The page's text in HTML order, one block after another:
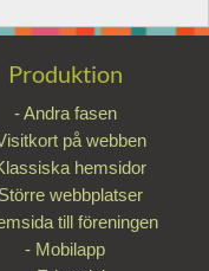
Produktion
- Andra fasen
på webben
hemsidor
Större webbplatser
till föreningen